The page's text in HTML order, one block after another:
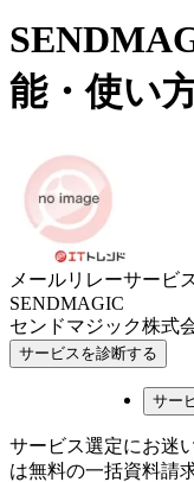
能・使い
メールリレーサービ
SENDMAGIC
センドマジック株式
サービスを診断する
サー
サービス選定にお迷
は無料の一括資料請